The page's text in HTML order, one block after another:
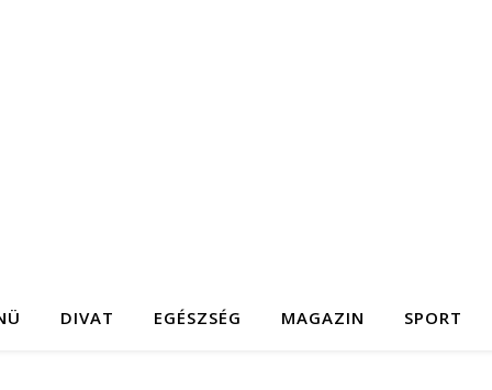
DIVAT EGÉSZSÉG MAGAZIN SPORT